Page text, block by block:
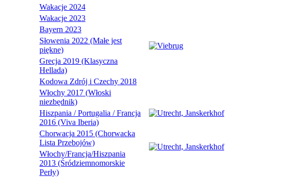
Wakacje 2024
Wakacje 2023
Bayern 2023
Słowenia 2022 (Małe jest
piękne)
Grecja 2019 (Klasyczna
Hellada)
Kodowa Zdrój i Czechy 2018
Włochy 2017 (Włoski
niezbędnik)
Hiszpania / Portugalia / Francja
2016 (Viva Iberia)
Chorwacja 2015 (Chorwacka
Lista Przebojów)
Włochy/Francja/Hiszpania
2013 (Śródziemnomorskie
Perły)